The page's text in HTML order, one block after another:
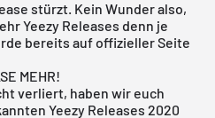
stürzt. Kein Wunder also,
Yeezy Releases denn je
bereits auf offizieller Seite
MEHR!
verliert, haben wir euch
Yeezy Releases 2020